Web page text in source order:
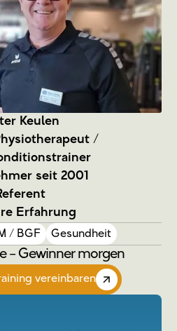
Keulen
/
seit 2001
Erfahrung
/ BGF Gesundheit
– Gewinner morgen
vereinbaren